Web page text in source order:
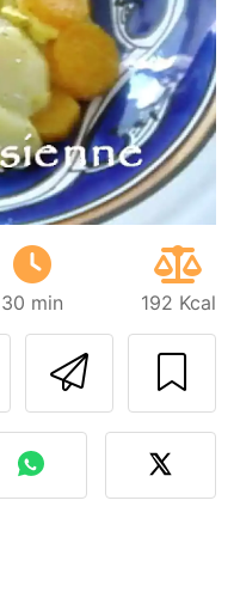
30 min 192 Kcal
Imprimer
une
de